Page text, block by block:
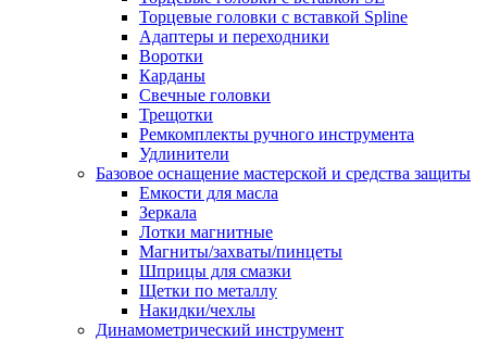
Торцевые головки с вставкой Spline
Адаптеры и переходники
Воротки
Карданы
Свечные головки
Трещотки
Ремкомплекты ручного инструмента
Удлинители
Базовое оснащение мастерской и средства защиты
Емкости для масла
Зеркала
Лотки магнитные
Магниты/захваты/пинцеты
Шприцы для смазки
Щетки по металлу
Накидки/чехлы
Динамометрический инструмент